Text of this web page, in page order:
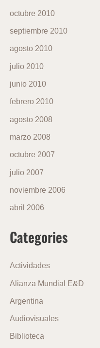
octubre 2010
septiembre 2010
agosto 2010
julio 2010
junio 2010
febrero 2010
agosto 2008
marzo 2008
octubre 2007
julio 2007
noviembre 2006
abril 2006
Categories
Actividades
Alianza Mundial E&D
Argentina
Audiovisuales
Biblioteca